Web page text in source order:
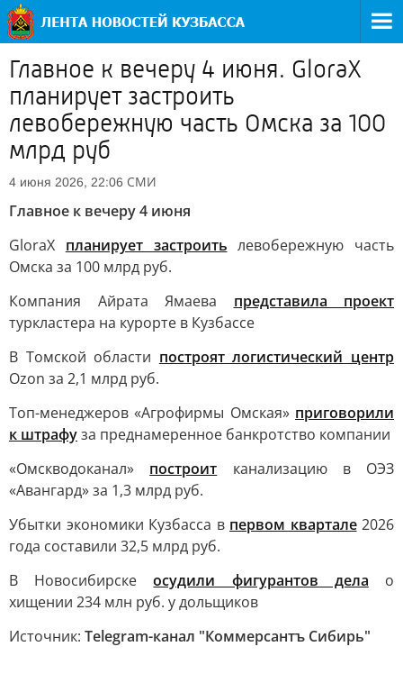
Главное к вечеру 4 июня. GloraX
планирует застроить
левобережную часть Омска за 100
млрд руб
4 июня 2026, 22:06 СМИ
Главное к вечеру 4 июня
GloraX планирует застроить левобережную часть
Омска за 100 млрд руб.
Компания Айрата Ямаева представила проект
туркластера на курорте в Кузбассе
В Томской области построят логистический центр
Ozon за 2,1 млрд руб.
Топ-менеджеров «Агрофирмы Омская» приговорили
к штрафуза преднамеренное банкротство компании
«Омскводоканал» построит канализацию в ОЭЗ
«Авангард» за 1,3 млрд руб.
Убытки экономики Кузбасса в первом квартале2026
года составили 32,5 млрд руб.
В Новосибирскеосудили фигурантов дела о
хищении 234 млн руб. у дольщиков
Источник: Telegram-канал "Коммерсантъ Сибирь"